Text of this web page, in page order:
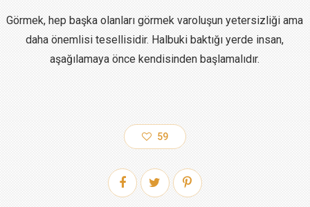
Görmek, hep başka olanları görmek varoluşun yetersizliği ama
daha önemlisi tesellisidir. Halbuki baktığı yerde insan,
aşağılamaya önce kendisinden başlamalıdır.
59